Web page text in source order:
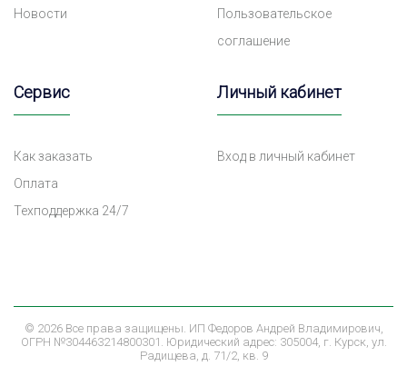
Новости
Пользовательское
соглашение
Сервис
Как заказать
Оплата
Техподдержка 24/7
Личный кабинет
Вход в личный кабинет
© 2026 Все права защищены. ИП Федоров Андрей Владимирович,
ОГРН №304463214800301. Юридический адрес: 305004, г. Курск, ул.
Радищева, д. 71/2, кв. 9